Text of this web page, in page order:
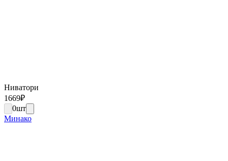
Ниватори
1669₽
0шт
Минако